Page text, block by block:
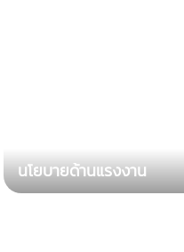
นโยบายด้านแรงงาน